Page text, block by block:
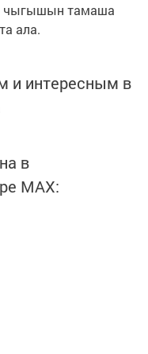
чыгышын тамаша
ала.
и интересным в
в
MАХ: